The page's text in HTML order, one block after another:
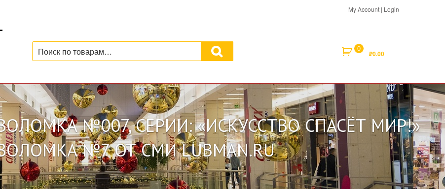
My Account | Login
Искать: 0
₽0.00
№007, СЕРИИ: «ИСКУССТВО СПАСЁТ МИР!»
№7 ОТ СМИ LUBMAN.RU